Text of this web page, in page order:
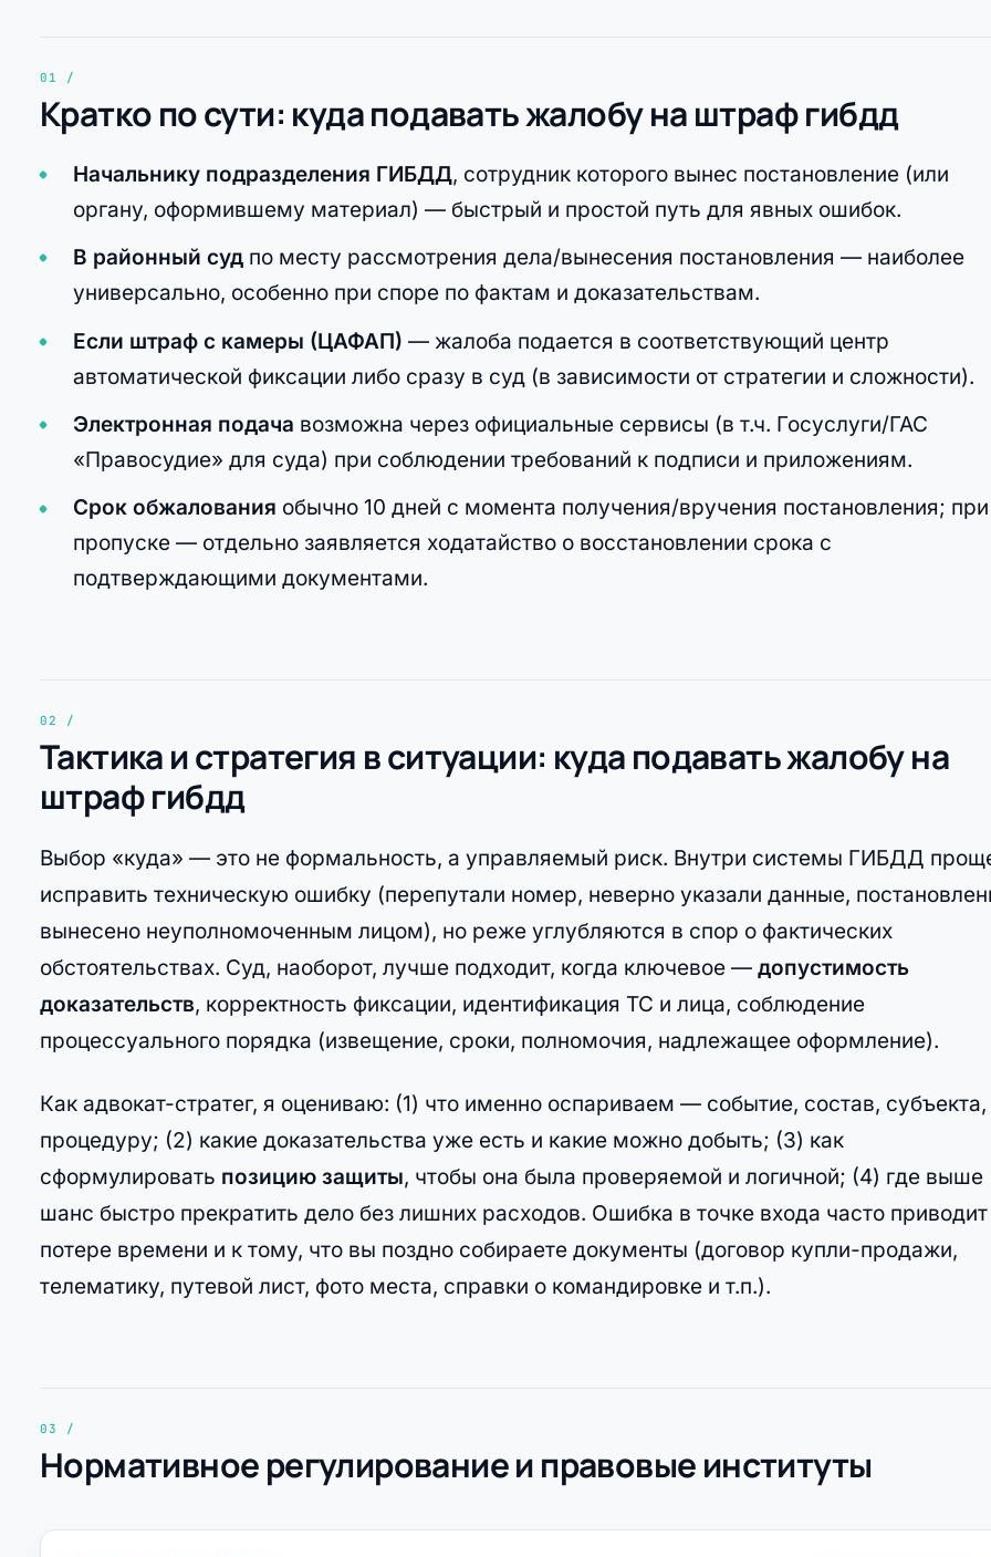
Кратко по сути: куда подавать жалобу на штраф гибдд
Начальнику подразделения ГИБДД, сотрудник которого вынес постановление (или
органу, оформившему материал) — быстрый и простой путь для явных ошибок.
В районный суд по месту рассмотрения дела/вынесения постановления — наиболее
универсально, особенно при споре по фактам и доказательствам.
Если штраф с камеры (ЦАФАП) — жалоба подается в соответствующий центр
автоматической фиксации либо сразу в суд (в зависимости от стратегии и сложности).
Электронная подача возможна через официальные сервисы (в т.ч. Госуслуги/ГАС
«Правосудие» для суда) при соблюдении требований к подписи и приложениям.
Срок обжалования обычно 10 дней с момента получения/вручения постановления; при
пропуске — отдельно заявляется ходатайство о восстановлении срока с
подтверждающими документами.
Тактика и стратегия в ситуации: куда подавать жалобу на
штраф гибдд
Выбор «куда» — это не формальность, а управляемый риск. Внутри системы ГИБДД
исправить техническую ошибку (перепутали номер, неверно указали данные,
вынесено неуполномоченным лицом), но реже углубляются в спор о фактических
обстоятельствах. Суд, наоборот, лучше подходит, когда ключевое — допустимость
доказательств, корректность фиксации, идентификация ТС и лица, соблюдение
процессуального порядка (извещение, сроки, полномочия, надлежащее оформление).
Как адвокат-стратег, я оцениваю: (1) что именно оспариваем — событие, состав, субъекта,
процедуру; (2) какие доказательства уже есть и какие можно добыть; (3) как
сформулировать позицию защиты, чтобы она была проверяемой и логичной; (4) где выше
шанс быстро прекратить дело без лишних расходов. Ошибка в точке входа часто приводит
потере времени и к тому, что вы поздно собираете документы (договор купли-продажи,
телематику, путевой лист, фото места, справки о командировке и т.п.).
Нормативное регулирование и правовые институты